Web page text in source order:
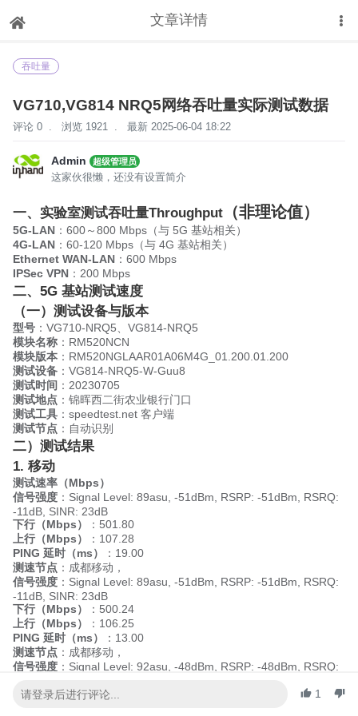
文章详情
下拉刷新
吞吐量
VG710,VG814 NRQ5网络吞吐量实际测试数据
评论 0 . 浏览 1921 . 最新 2025-06-04 18:22
Admin 超级管理员
这家伙很懒，还没有设置简介
一、实验室测试吞吐量Throughput （非理论值）
5G-LAN ：600～800 Mbps（与 5G 基站相关）
4G-LAN ：60-120 Mbps（与 4G 基站相关）
Ethernet WAN-LAN ：600 Mbps
IPSec VPN ：200 Mbps
二、5G 基站测试速度
（一）测试设备与版本
型号 ：VG710-NRQ5、VG814-NRQ5
模块名称 ：RM520NCN
模块版本 ：RM520NGLAAR01A06M4G_01.200.01.200
测试设备 ：VG814-NRQ5-W-Guu8
测试时间 ：20230705
测试地点 ：锦晖西二街农业银行门口
测试工具 ：speedtest.net 客户端
测试节点 ：自动识别
二）测试结果
1. 移动
测试速率（Mbps）
信号强度 ：Signal Level: 89asu, -51dBm, RSRP: -51dBm, RSRQ:
-11dB, SINR: 23dB
下行（Mbps）
：501.80
上行（Mbps）
：107.28
PING 延时（ms）
：19.00
测速节点 ：成都移动，
信号强度 ：Signal Level: 89asu, -51dBm, RSRP: -51dBm, RSRQ:
-11dB, SINR: 23dB
下行（Mbps）
：500.24
上行（Mbps）
：106.25
PING 延时（ms）
：13.00
测速节点 ：成都移动，
信号强度 ：Signal Level: 92asu, -48dBm, RSRP: -48dBm, RSRQ:
下行（Mbps）：497.10
1